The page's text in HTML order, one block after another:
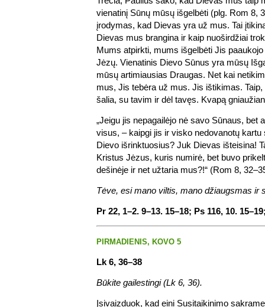
vienatinį Sūnų mūsų išgelbėti (plg. Rom 8,
įrodymas, kad Dievas yra už mus. Tai
Dievas mus brangina ir kaip nuoširdžiai
Mums atpirkti, mums išgelbėti Jis
Jėzų. Vienatinis Dievo Sūnus yra mūsų
mūsų artimiausias Draugas. Net kai
mus, Jis tebėra už mus. Jis ištikimas.
šalia, su tavim ir dėl tavęs. Kvapą
„Jeigu jis nepagailėjo nė savo Sūnaus, bet
visus, – kaipgi jis ir visko nedovanotų kartu
Dievo išrinktuosius? Juk Dievas išteisina!
Kristus Jėzus, kuris numirė, bet buvo
dešinėje ir net užtaria mus?!“ (Rom 8,
Tėve, esi mano viltis, mano džiaugsmas ir
Pr 22, 1–2. 9–13. 15–18; Ps 116, 10.
PIRMADIENIS, KOVO 5
Lk 6, 36–38
Būkite gailestingi (Lk 6, 36).
Įsivaizduok, kad eini Susitaikinimo